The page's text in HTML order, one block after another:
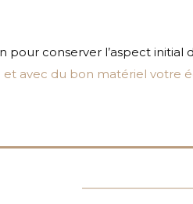
pour conserver l’aspect initial
avec du bon matériel votre